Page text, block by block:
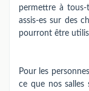
permettre à tous-
assis-es sur des
pourront être
Pour les
ce que nos salles